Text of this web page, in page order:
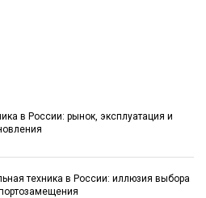
в России: рынок, эксплуатация и
техника в России: иллюзия выбора